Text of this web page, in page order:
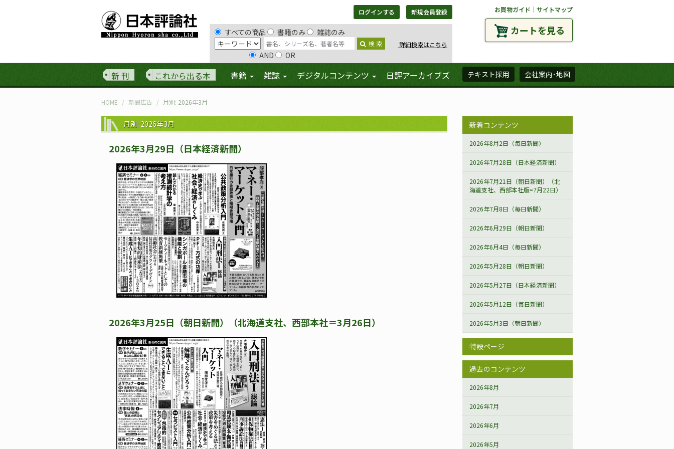
ログインする 新規会員登録
すべての商品 書籍のみ 雑誌のみ
検 索 詳細検索はこちら
AND OR
お買物ガイド ｜ サイトマップ
カートを見る
新 刊 これから出る本 書籍 雑誌 デジタルコンテンツ 日評アーカイブズ テキスト採用 会社案内･地図
HOME 新聞広告 月別: 2026年3月
月別: 2026年3月
2026年3月29日（日本経済新聞）
2026年3月25日（朝日新聞）（北海道支社、西部本社＝3月26日）
新着コンテンツ
2026年8月2日（毎日新聞）
2026年7月28日（日本経済新聞）
2026年7月21日（朝日新聞）（北
海道支社、西部本社版=7月22日）
2026年7月8日（毎日新聞）
2026年6月29日（朝日新聞）
2026年6月4日（毎日新聞）
2026年5月28日（朝日新聞）
2026年5月27日（日本経済新聞）
2026年5月12日（毎日新聞）
2026年5月3日（朝日新聞）
特設ページ
過去のコンテンツ
2026年8月
2026年7月
2026年6月
2026年5月